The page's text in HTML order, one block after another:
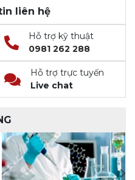
liên hệ
Hỗ trợ kỹ thuật
0981 262 288
Hỗ trợ trực tuyến
Live chat